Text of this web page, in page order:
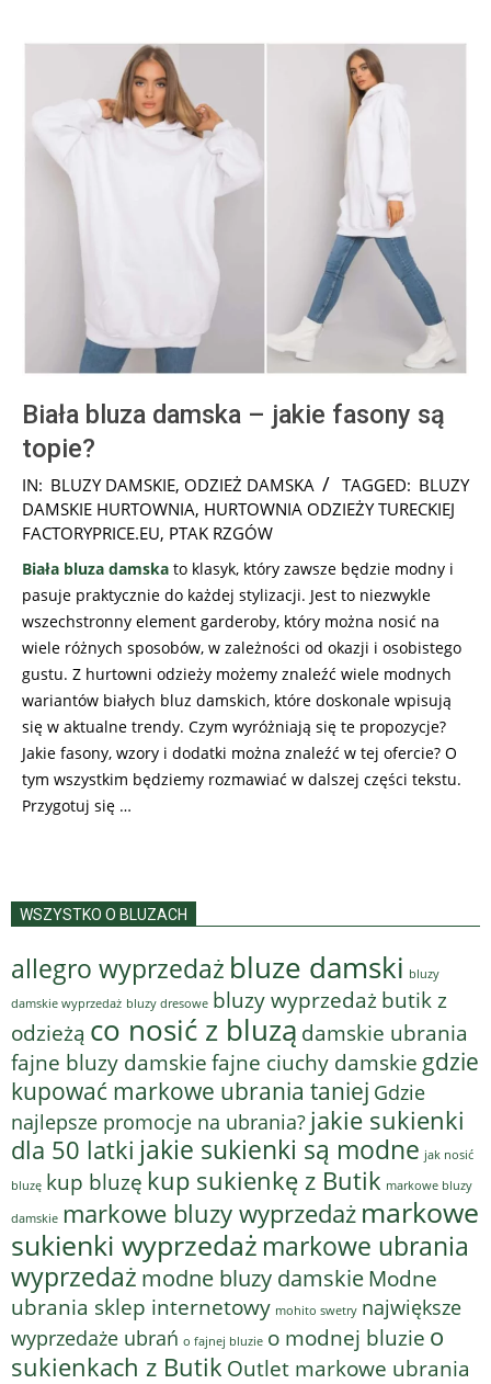
Biała bluza damska – jakie fasony są
topie?
2024-
05-
17
IN: BLUZY DAMSKIE, ODZIEŻ DAMSKA TAGGED: BLUZY
DAMSKIE HURTOWNIA, HURTOWNIA ODZIEŻY TURECKIEJ
FACTORYPRICE.EU, PTAK RZGÓW
Biała bluza damska to klasyk, który zawsze będzie modny i
pasuje praktycznie do każdej stylizacji. Jest to niezwykle
wszechstronny element garderoby, który można nosić na
wiele różnych sposobów, w zależności od okazji i osobistego
gustu. Z hurtowni odzieży możemy znaleźć wiele modnych
wariantów białych bluz damskich, które doskonale wpisują
się w aktualne trendy. Czym wyróżniają się te propozycje?
Jakie fasony, wzory i dodatki można znaleźć w tej ofercie? O
tym wszystkim będziemy rozmawiać w dalszej części tekstu.
Przygotuj się …
WSZYSTKO O BLUZACH
allegro wyprzedaż bluze damski bluzy
damskie wyprzedaż bluzy dresowe bluzy wyprzedaż butik z
odzieżą co nosić z bluzą damskie ubrania
fajne bluzy damskiefajne ciuchy damskie gdzie
kupować markowe ubrania taniej Gdzie
najlepsze promocje na ubrania? jakie sukienki
dla 50 latki jakie sukienki są modne jak nosić
bluzę kup bluzę kup sukienkę z Butik markowe bluzy
damskie markowe bluzy wyprzedaż markowe
sukienki wyprzedaż markowe ubrania
wyprzedaż modne bluzy damskie Modne
ubrania sklep internetowy mohito swetry największe
wyprzedaże ubrań o fajnej bluzie o modnej bluzie o
sukienkach z Butik Outlet markowe ubrania